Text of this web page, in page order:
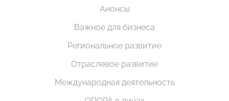
Анонсы
Важное для бизнеса
Региональное развитие
Отраслевое развитие
Международная деятельность